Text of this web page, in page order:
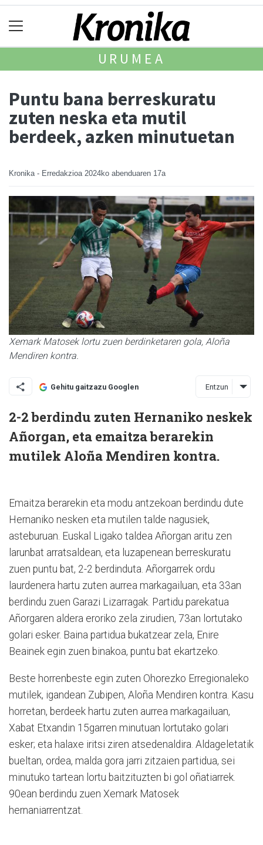
URUMEA
Puntu bana berreskuratu
zuten neska eta mutil
berdeek, azken minutuetan
Kronika - Erredakzioa 2024ko abenduaren 17a
Xemark Matosek lortu zuen berdinketaren gola, Aloña
Mendiren kontra.
Gehitu gaitzazu Googlen Entzun
2-2 berdindu zuten Hernaniko neskek
Añorgan, eta emaitza berarekin
mutilek Aloña Mendiren kontra.
Emaitza berarekin eta modu antzekoan berdindu dute
Hernaniko nesken eta mutilen talde nagusiek,
asteburuan. Euskal Ligako taldea Añorgan aritu zen
larunbat arratsaldean, eta luzapenean berreskuratu
zuen puntu bat, 2-2 berdinduta. Añorgarrek ordu
laurdenera hartu zuten aurrea markagailuan, eta 33an
berdindu zuen Garazi Lizarragak. Partidu parekatua
Añorgaren aldera eroriko zela zirudien, 73an lortutako
golari esker. Baina partidua bukatzear zela, Enire
Beainek egin zuen binakoa, puntu bat ekartzeko.
Beste horrenbeste egin zuten Ohorezko Erregionaleko
mutilek, igandean Zubipen, Aloña Mendiren kontra. Kasu
horretan, berdeek hartu zuten aurrea markagailuan,
Xabat Etxandin 15garren minutuan lortutako golari
esker; eta halaxe iritsi ziren atsedenaldira. Aldageletatik
bueltan, ordea, malda gora jarri zitzaien partidua, sei
minutuko tartean lortu baitzituzten bi gol oñatiarrek.
90ean berdindu zuen Xemark Matosek
hernaniarrentzat.